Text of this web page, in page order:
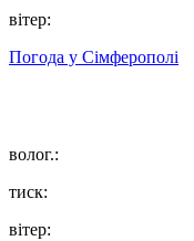
вітер:
Погода у Сімферополі
волог.:
тиск:
вітер: